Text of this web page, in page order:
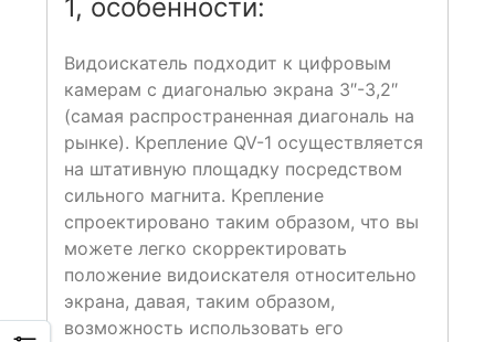
1, особенности:
Видоискатель подходит к цифровым
камерам с диагональю экрана 3″-3,2″
(самая распространенная диагональ на
рынке). Крепление QV-1 осуществляется
на штативную площадку посредством
сильного магнита. Крепление
спроектировано таким образом, что вы
можете легко скорректировать
положение видоискателя относительно
экрана, давая, таким образом,
возможность использовать его